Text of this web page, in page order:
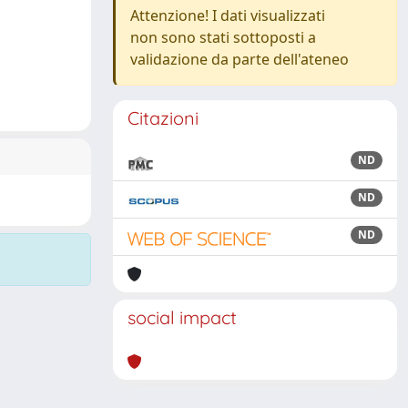
Attenzione! I dati visualizzati
non sono stati sottoposti a
validazione da parte dell'ateneo
Citazioni
ND
ND
ND
social impact